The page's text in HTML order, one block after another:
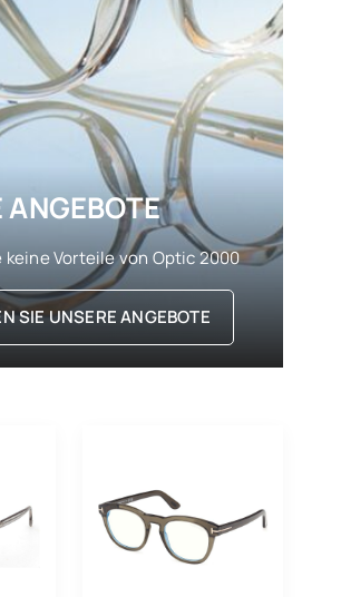
ANGEBOTE
keine Vorteile von Optic 2000
SIE UNSERE ANGEBOTE